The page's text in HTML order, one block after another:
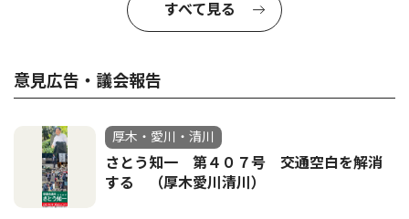
すべて見る
意見広告・議会報告
厚木・愛川・清川
さとう知一 第４０７号 交通空白を解消
する （厚木愛川清川）